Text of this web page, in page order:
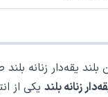
یقه‌دار زنانه بلند
زنانه بلند یکی از